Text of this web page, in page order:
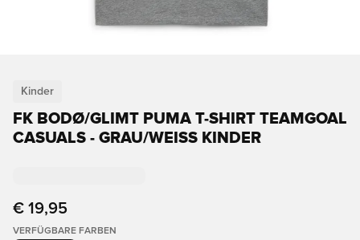
Kinder
FK BODØ/GLIMT PUMA T-SHIRT TEAMGOAL
CASUALS - GRAU/WEISS KINDER
€ 19,95
VERFÜGBARE FARBEN